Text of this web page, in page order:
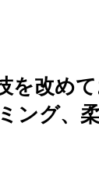
を改め
ング、